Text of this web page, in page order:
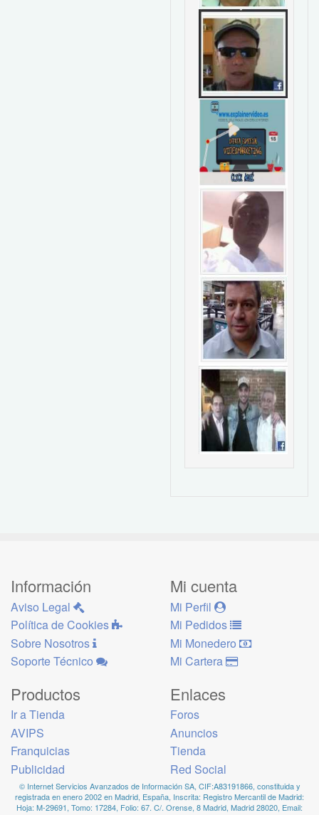
Información
Aviso Legal
Política de Cookies
Sobre Nosotros
Soporte Técnico
Mi cuenta
Mi Perfil
Mi Pedidos
Mi Monedero
Mi Cartera
Productos
Ir a Tienda
AVIPS
Franquicias
Publicidad
Enlaces
Foros
Anuncios
Tienda
Red Social
© Internet Servicios Avanzados de Información SA, CIF:A83191866, constituida y
registrada en enero 2002 en Madrid, España, Inscrita: Registro Mercantil de Madrid:
Hoja: M-29691, Tomo: 17284, Folio: 67. C/. Orense, 8 Madrid, Madrid 28020, Email: